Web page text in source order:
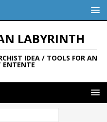
LABYRINTH
IDEA / TOOLS FOR AN
ENTENTE